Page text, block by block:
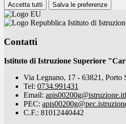
Accetta tutti Salva le preferenze
Istituto di
Contatti
Istituto di Istruzione Superiore
Via Legnano, 17 - 63821, Porto
Tel: 0734.991431
Email: apis00200g@istruzione.it
PEC:
C.F.: 81012440442